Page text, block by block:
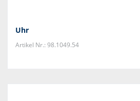
Uhr
Artikel Nr.: 98.1049.54